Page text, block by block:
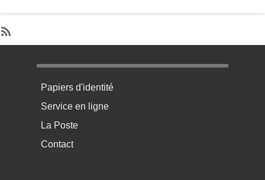
SubscribeS'abonner à Fayet
Menu pratique bas de page 1
Papiers d'identité
Service en ligne
La Poste
Contact